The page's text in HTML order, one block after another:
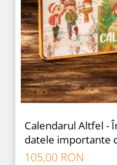
Calendarul Altfel -
datele importante
105,00 RON